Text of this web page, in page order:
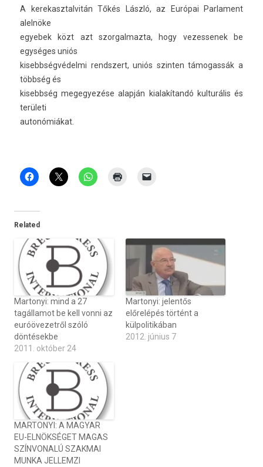
A kerekasztal­vitán Tőkés László, az Európai Par­la­ment
alelnöke
egyebek közt azt szor­galmaz­ta, hogy vezes­senek be
egységes uniós
kisebbség­védel­mi re­ndszert, uniós szint­en támogas­sák a
többség és
kisebbség megegyezése alapján kialakítandó kul­turális és
területi
autonómiákat.
Related
Martonyi: mind a 27
tagállamot be kell vonni az
euróövezetről szóló
döntésekbe
2011. október 24
Martonyi: jelentős
előrelépés történt a
külpolitikában
2012. június 7
MARTONYI: A MAGYAR
EU-ELNÖKSÉGET MAGAS
SZÍNVONALÚ SZAKMAI
MUNKA JELLEMZI